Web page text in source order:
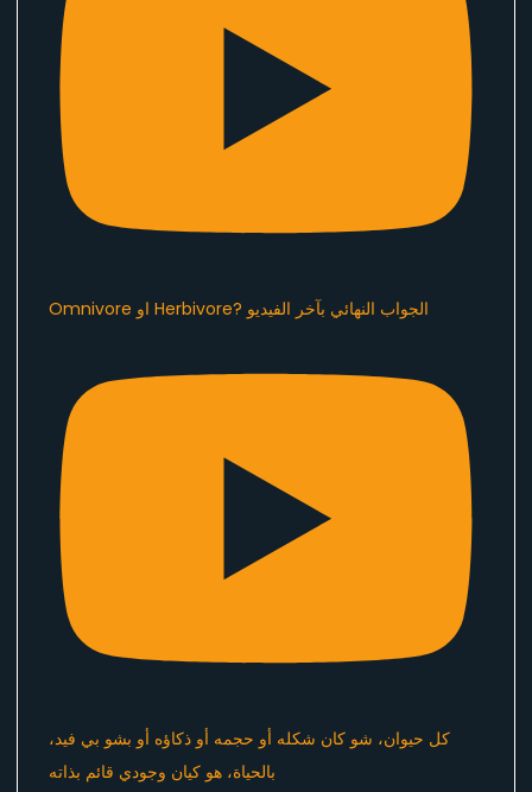
Omnivore او Herbivore? الجواب النهائي بآخر الفيديو
كل حيوان، شو كان شكله أو حجمه أو ذكاؤه أو بشو بي فيد،
بالحياة، هو كيان وجودي قائم بذاته